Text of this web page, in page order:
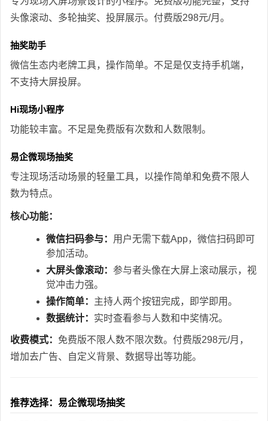
头像滚动、多轮抽奖、投屏展示。付费版298元/月。
抽奖助手
微信生态内老牌工具，操作简单。不足是仅支持手机端，
不支持大屏投屏。
Hi现场小程序
功能较丰富。不足是免费版有次数和人数限制。
易企微现场抽奖
专注现场活动场景的轻量工具，以操作简单和免费不限人
数为特点。
核心功能：
微信扫码参与： 用户无需下载App，微信扫码即可
参加活动。
大屏头像滚动： 参与者头像在大屏上滚动展示，视
觉冲击力强。
操作简单： 主持人两个按钮完成，即学即用。
数据统计： 实时查看参与人数和中奖情况。
收费模式： 免费版不限人数不限次数。付费版298元/月，
增加去广告、自定义背景、数据导出等功能。
推荐选择：易企微现场抽奖